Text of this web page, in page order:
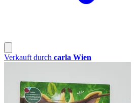
Verkauft durch carla Wien